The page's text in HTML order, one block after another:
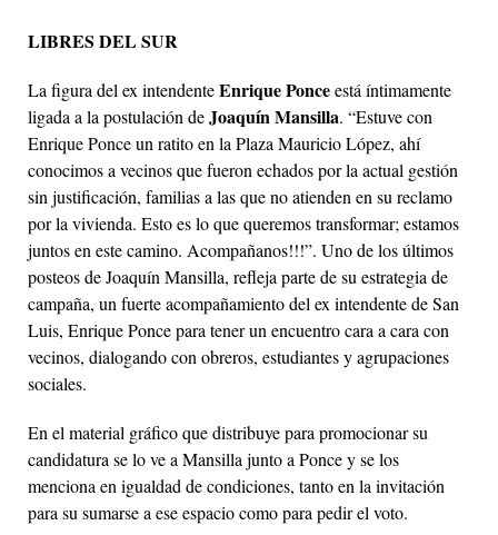
LIBRES DEL SUR
La figura del ex intendenteEnrique Ponceestá íntimamente
ligada a la postulación deJoaquín Mansilla. “Estuve con
Enrique Ponce un ratito en la Plaza Mauricio López, ahí
conocimos a vecinos que fueron echados por la actual gestión
sin justificación, familias a las que no atienden en su reclamo
por la vivienda. Esto es lo que queremos transformar; estamos
juntos en este camino. Acompañanos!!!”. Uno de los últimos
posteos de Joaquín Mansilla, refleja parte de su estrategia de
campaña, un fuerte acompañamiento del ex intendente de San
Luis, Enrique Ponce para tener un encuentro cara a cara con
vecinos, dialogando con obreros, estudiantes y agrupaciones
sociales.
En el material gráfico que distribuye para promocionar su
candidatura se lo ve a Mansilla junto a Ponce y se los
menciona en igualdad de condiciones, tanto en la invitación
para su sumarse a ese espacio como para pedir el voto.